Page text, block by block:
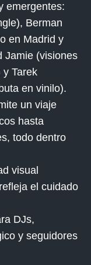
emergentes:
Berman
en Madrid y
Jamie (visiones
y Tarek
en vinilo).
un viaje
hasta
todo dentro
visual
el cuidado
DJs,
y seguidores